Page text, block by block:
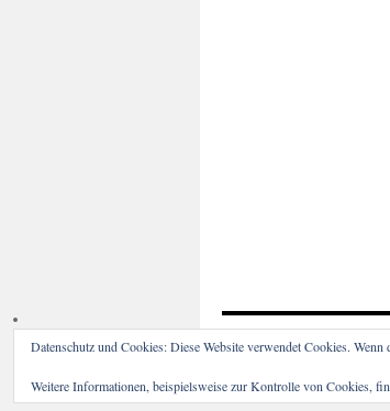
Datenschutz und Cookies: Diese Website verwendet Cookies.
Weitere Informationen, beispielsweise zur Kontrolle von Cookies,